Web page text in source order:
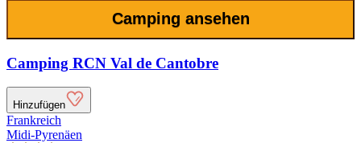
Camping ansehen
Camping RCN Val de Cantobre
Hinzufügen
Frankreich
Midi-Pyrenäen